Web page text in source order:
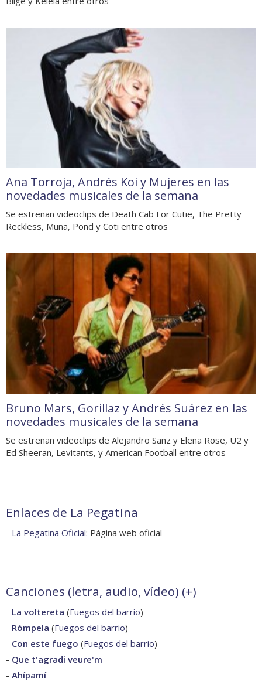
Ana Torroja, Andrés Koi y Mujeres en las
novedades musicales de la semana
Se estrenan videoclips de Death Cab For Cutie, The Pretty
Reckless, Muna, Pond y Coti entre otros
Bruno Mars, Gorillaz y Andrés Suárez en las
novedades musicales de la semana
Se estrenan videoclips de Alejandro Sanz y Elena Rose, U2 y
Ed Sheeran, Levitants, y American Football entre otros
Enlaces de La Pegatina
- La Pegatina Oficial: Página web oficial
Canciones (letra, audio, vídeo) (+)
- La voltereta (Fuegos del barrio)
- Rómpela (Fuegos del barrio)
- Con este fuego (Fuegos del barrio)
- Que t'agradi veure'm
- Ahípamí